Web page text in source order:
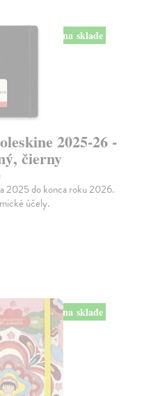
na sklade
2025-26 -
čierny
2025 do konca roku 2026.
účely.
na sklade